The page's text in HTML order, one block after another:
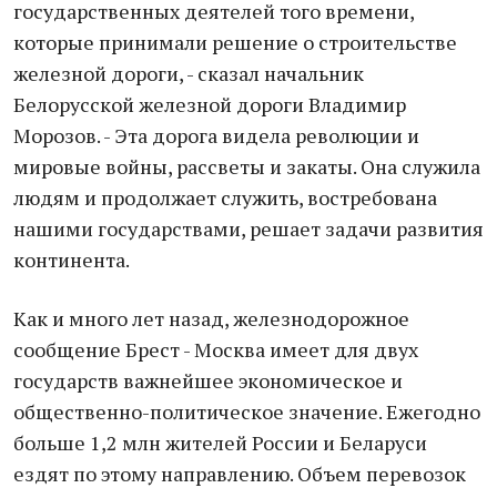
государственных деятелей того времени,
которые принимали решение о строительстве
железной дороги, - сказал начальник
Белорусской железной дороги Владимир
Морозов. - Эта дорога видела революции и
мировые войны, рассветы и закаты. Она служила
людям и продолжает служить, востребована
нашими государствами, решает задачи развития
континента.
Как и много лет назад, железнодорожное
сообщение Брест - Москва имеет для двух
государств важнейшее экономическое и
общественно-политическое значение. Ежегодно
больше 1,2 млн жителей России и Беларуси
ездят по этому направлению. Объем перевозок